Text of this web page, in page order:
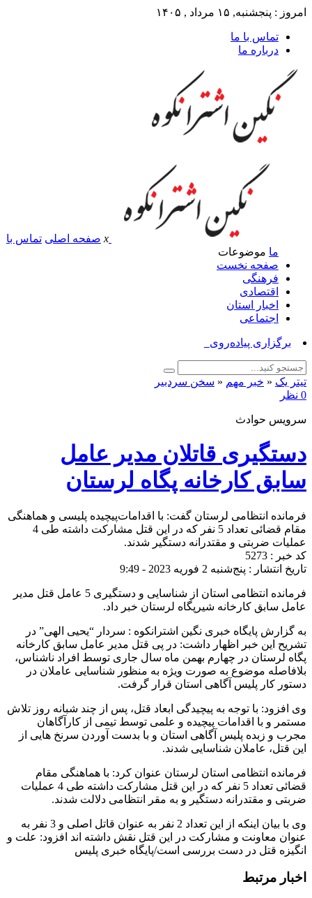
امروز : پنجشنبه, ۱۵ مرداد , ۱۴۰۵
تماس با ما
درباره ما
x صفحه اصلی تماس با
ما موضوعات
صفحه نخست
فرهنگی
اقتصادی
اخبار استان
اجتماعی
برگزاری پیاده‌روی «جاما_
تیتر یک « خبر مهم « سخن سردبیر
0 نظر
سرویس حوادث
دستگیری قاتلان مدیر عامل
سابق کارخانه پگاه لرستان
فرمانده انتظامی لرستان گفت: با اقدامات‌پیچیده پلیسی و هماهنگی
مقام قضائی تعداد 5 نفر که در این قتل مشارکت داشته طی 4
عملیات ضربتی و مقتدرانه دستگیر شدند.
کد خبر : 5273
تاریخ انتشار : پنج‌شنبه 2 فوریه 2023 - 9:49
فرمانده انتظامی استان از شناسایی و دستگیری 5 عامل قتل مدیر
عامل سابق کارخانه شیرپگاه لرستان خبر داد.
به گزارش پایگاه خبری نگین اشترانکوه : سردار “یحیی الهی” در
تشریح این خبر اظهار داشت: در پی قتل مدیر عامل سابق کارخانه
پگاه لرستان در چهارم بهمن ماه سال جاری توسط افراد ناشناس،
بلافاصله موضوع به صورت ویژه به منظور شناسایی عاملان در
دستور کار پلیس آگاهی استان قرار گرفت.
وی افزود: با توجه به پیچیدگی ابعاد قتل، پس از چند شبانه روز تلاش
مستمر و با اقدامات پیچیده و علمی توسط تیمی از کارآگاهان
مجرب و زبده پلیس آگاهی استان و با بدست آوردن سرنخ هایی از
این قتل، عاملان شناسایی شدند.
فرمانده انتظامی استان لرستان عنوان کرد: با هماهنگی مقام
قضائی تعداد 5 نفر که در این قتل مشارکت داشته طی 4 عملیات
ضربتی و مقتدرانه دستگیر و به مقر انتظامی دلالت شدند.
وی با بیان اینکه از این تعداد 2 نفر به عنوان قاتل اصلی و 3 نفر به
عنوان معاونت و مشارکت در این قتل نقش داشته اند افزود: علت و
انگیزه قتل در دست بررسی است/پایگاه خبری پلیس
اخبار مرتبط